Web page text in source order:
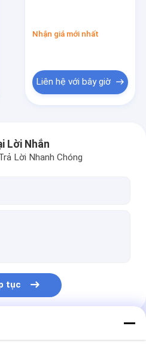
Nhận giá mới nhất
Liên hệ với bây giờ
Lời Nhắn
Lời Nhanh Chóng
tục